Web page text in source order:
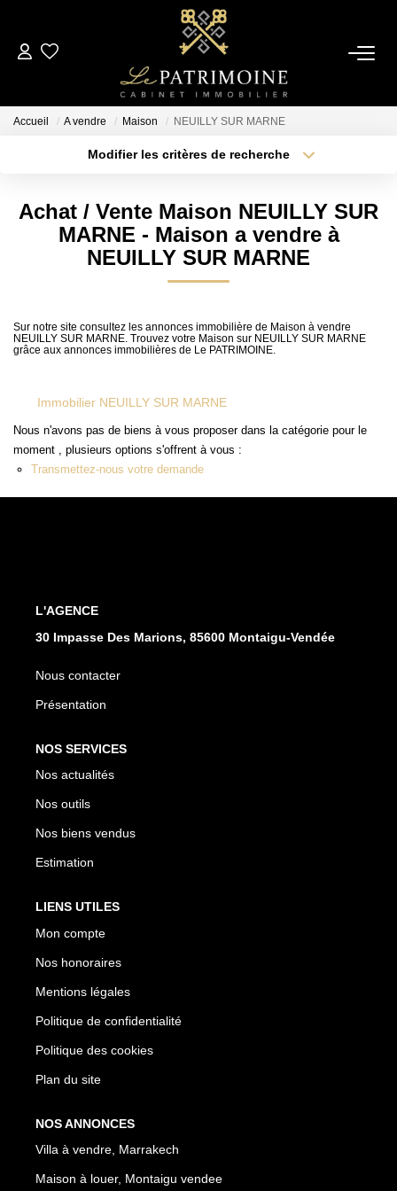
ACCUEIL
Ventes
Locations
ESTIMATION
CONTACT
Accueil A vendre Maison NEUILLY SUR MARNE
Modifier les critères de recherche
Sélectionnez...
Type de bien
Achat / Vente Maison NEUILLY SUR
MARNE - Maison a vendre à
NEUILLY SUR MARNE
Sur notre site consultez les annonces immobilière de Maison à vendre
NEUILLY SUR MARNE. Trouvez votre Maison sur NEUILLY SUR MARNE
grâce aux annonces immobilières de Le PATRIMOINE.
Immobilier NEUILLY SUR MARNE
Nous n'avons pas de biens à vous proposer dans la catégorie pour le
moment , plusieurs options s'offrent à vous :
Transmettez-nous votre demande
L'AGENCE
30 Impasse Des Marions, 85600 Montaigu-Vendée
Nous contacter
Présentation
NOS SERVICES
Nos actualités
Nos outils
Nos biens vendus
Estimation
LIENS UTILES
Mon compte
Nos honoraires
Mentions légales
Politique de confidentialité
Politique des cookies
Plan du site
NOS ANNONCES
Villa à vendre, Marrakech
Maison à louer, Montaigu vendee